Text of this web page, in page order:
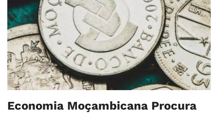
Economia Moçambicana Procura